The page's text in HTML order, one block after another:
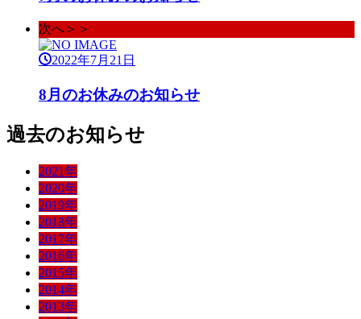
次へ＞＞
2022年7月21日
8月のお休みのお知らせ
過去のお知らせ
2021年
2020年
2019年
2018年
2017年
2016年
2015年
2014年
2013年